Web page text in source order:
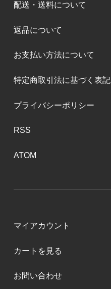
配送・送料について
返品について
お支払い方法について
特定商取引法に基づく表記
プライバシーポリシー
RSS
ATOM
マイアカウント
カートを見る
お問い合わせ